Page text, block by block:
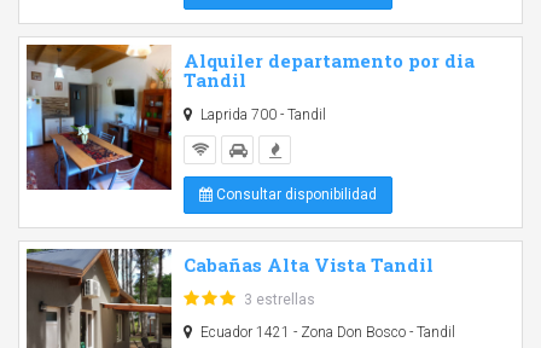
Alquiler departamento por dia
Tandil
Laprida 700 - Tandil
Consultar disponibilidad
Cabañas Alta Vista Tandil
3 estrellas
Ecuador 1421 - Zona Don Bosco - Tandil